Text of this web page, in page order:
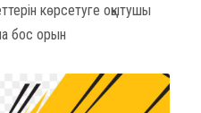
көрсетуге оқытушы
бос орын